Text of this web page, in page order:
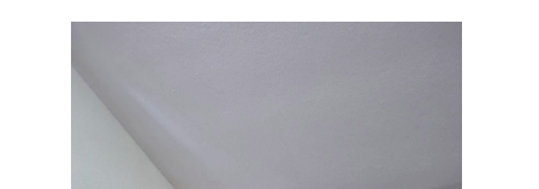
COVID 19